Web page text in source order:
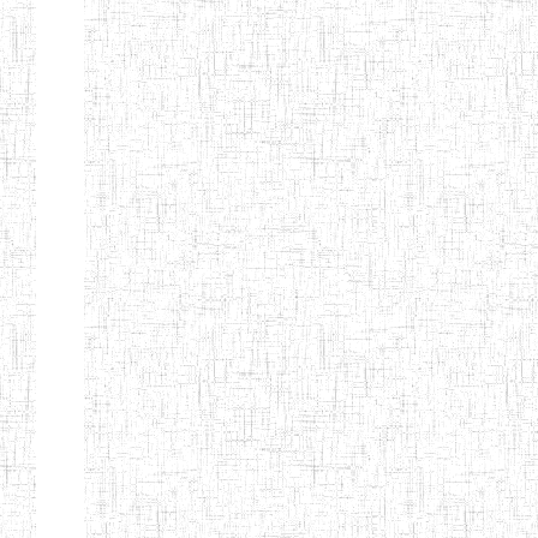
Etablissements
d'enseignement
secondaire
technique
et
professionnel
ESTP
Etablissements